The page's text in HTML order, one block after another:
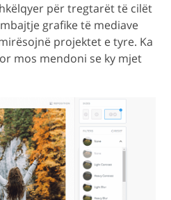
për tregtarët të cilët
grafike të mediave
projektet e tyre. Ka
mos mendoni se ky mjet